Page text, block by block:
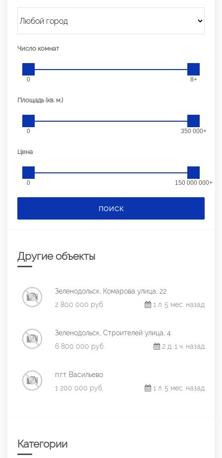
Число комнат
0 8+
Площадь (кв. м.)
0 350 000+
Цена
0 150 000 000+
ПОИСК
Другие объекты
Зеленодольск, Комарова улица, 22
2 800 000 руб.
1 л. 5 мес. назад
Зеленодольск, Строителей улица, 4
6 800 000 руб.
2 д. 1 ч. назад
п.г.т. Васильево
1 200 000 руб.
1 л. 5 мес. назад
Категории